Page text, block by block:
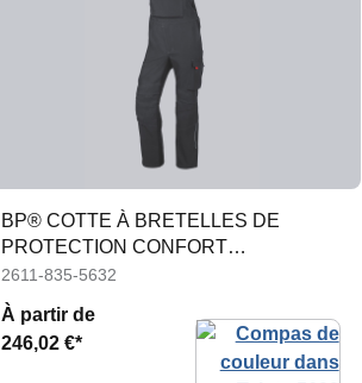
BP® COTTE À BRETELLES DE
PROTECTION CONFORT
SOUDEURS, AVEC APC1
2611-835-5632
À partir de
246,02 €*